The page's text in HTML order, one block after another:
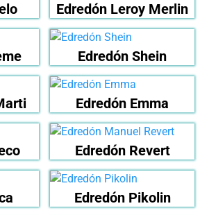
Edredón Leroy Merlin
Edredón Shein
Edredón Emma
Edredón Revert
Edredón Pikolin